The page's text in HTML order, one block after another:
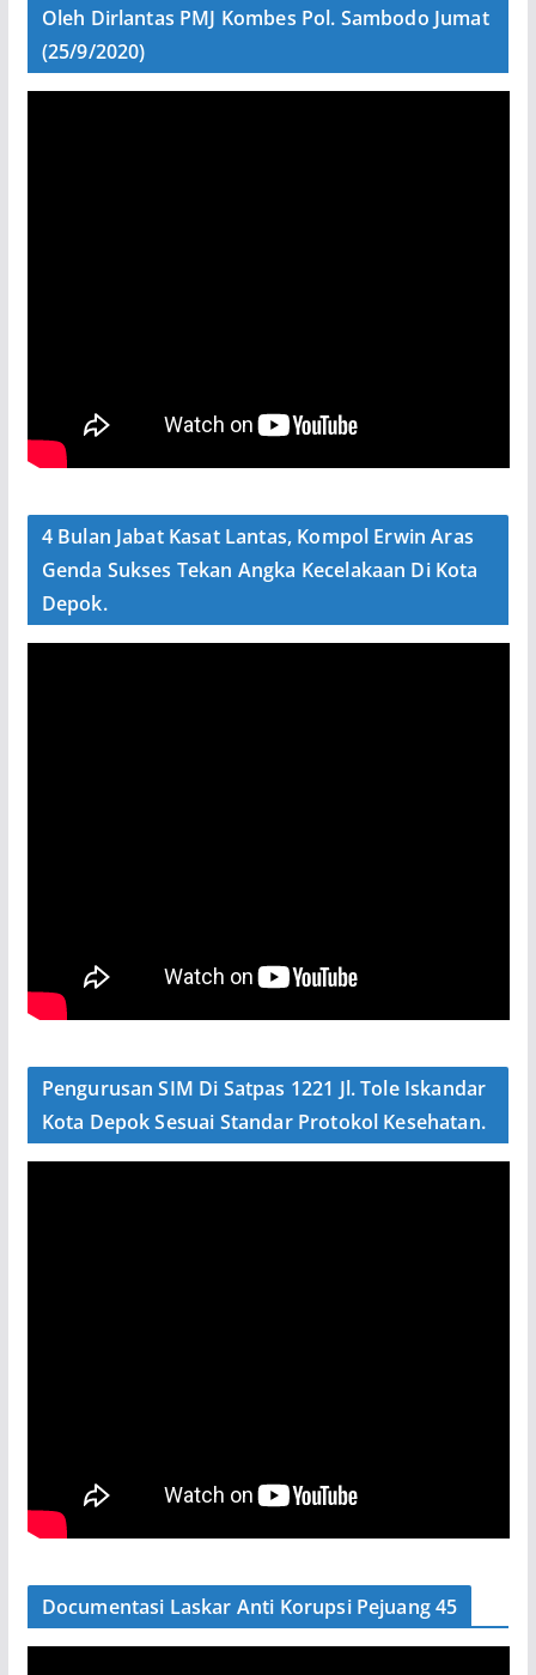
Oleh Dirlantas PMJ Kombes Pol. Sambodo Jumat
(25/9/2020)
4 Bulan Jabat Kasat Lantas, Kompol Erwin Aras
Genda Sukses Tekan Angka Kecelakaan Di Kota
Depok.
Pengurusan SIM Di Satpas 1221 Jl. Tole Iskandar
Kota Depok Sesuai Standar Protokol Kesehatan.
Documentasi Laskar Anti Korupsi Pejuang 45